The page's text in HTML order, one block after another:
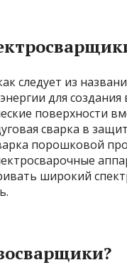
следует из
для
поверхности
сварка в
порошковой
широкий